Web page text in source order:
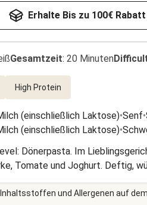
Erhalte Bis zu 100€
Gesamtzeit: 20 Minuten
High Protein
(einschließlich Laktose)•Senf•
(einschließlich Laktose)•
Dönerpasta. Im
Tomate und Joghurt. Deftig,
und Allergenen auf